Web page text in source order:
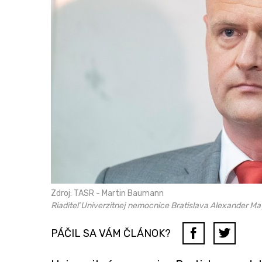
Zdroj: TASR - Martin Baumann
Riaditeľ Univerzitnej nemocnice Bratislava Alexander
PÁČIL SA VÁM ČLÁNOK?